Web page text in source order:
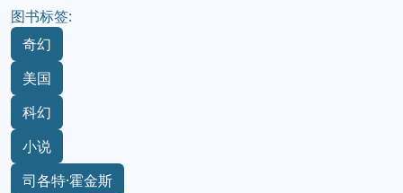
图书标签:
奇幻
美国
科幻
小说
司各特·霍金斯